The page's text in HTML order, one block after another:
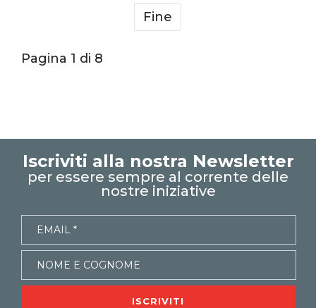
EXCELoltreognilimite
EXCELtrucchiesegreti
excel tutorial italiano
Fine
Pagina 1 di 8
Iscriviti alla nostra Newsletter
per essere sempre al corrente delle
nostre iniziative
ISCRIVITI